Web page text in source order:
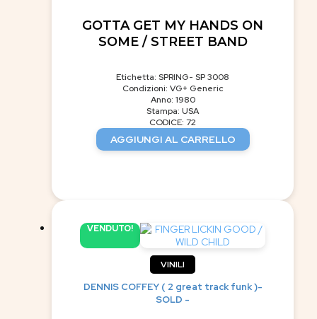
GOTTA GET MY HANDS ON
SOME / STREET BAND
Etichetta: SPRING- SP 3008
Condizioni: VG+ Generic
Anno: 1980
Stampa: USA
CODICE: 72
AGGIUNGI AL CARRELLO
VENDUTO!
VINILI
DENNIS COFFEY ( 2 great track funk )-
SOLD -